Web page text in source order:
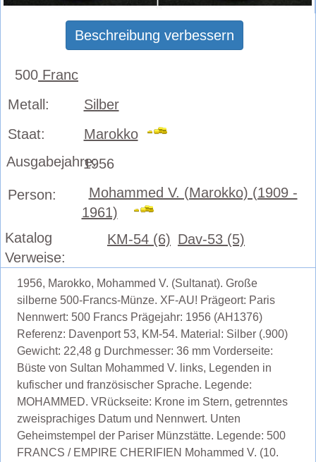
Beschreibung verbessern
500 Franc
Metall:
Silber
Staat:
Marokko
Ausgabejahre:1956
Person:
Mohammed V. (Marokko) (1909 -
1961)
Katalog
Verweise:
KM-54 (6) Dav-53 (5)
1956, Marokko, Mohammed V. (Sultanat). Große
silberne 500-Francs-Münze. XF-AU! Prägeort: Paris
Nennwert: 500 Francs Prägejahr: 1956 (AH1376)
Referenz: Davenport 53, KM-54. Material: Silber (.900)
Gewicht: 22,48 g Durchmesser: 36 mm Vorderseite:
Büste von Sultan Mohammed V. links, Legenden in
kufischer und französischer Sprache. Legende:
MOHAMMED. VRückseite: Krone im Stern, getrenntes
zweisprachiges Datum und Nennwert. Unten
Geheimstempel der Pariser Münzstätte. Legende: 500
FRANCS / EMPIRE CHERIFIEN Mohammed V. (10.